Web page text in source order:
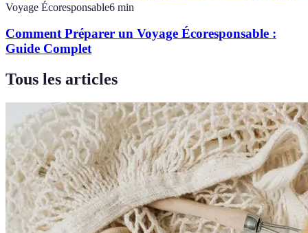
Voyage Écoresponsable6 min
Comment Préparer un Voyage Écoresponsable :
Guide Complet
Tous les articles